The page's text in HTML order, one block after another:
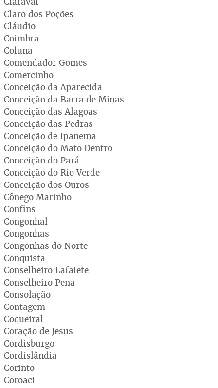
Claro dos Poções
Cláudio
Coimbra
Coluna
Comendador Gomes
Comercinho
Conceição da Aparecida
Conceição da Barra de Minas
Conceição das Alagoas
Conceição das Pedras
Conceição de Ipanema
Conceição do Mato Dentro
Conceição do Pará
Conceição do Rio Verde
Conceição dos Ouros
Cônego Marinho
Confins
Congonhal
Congonhas
Congonhas do Norte
Conquista
Conselheiro Lafaiete
Conselheiro Pena
Consolação
Contagem
Coqueiral
Coração de Jesus
Cordisburgo
Cordislândia
Corinto
Coroaci